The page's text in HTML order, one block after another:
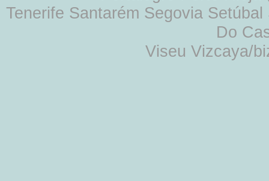
Tenerife Santarém Segovia
Do
Viseu Vizcaya/